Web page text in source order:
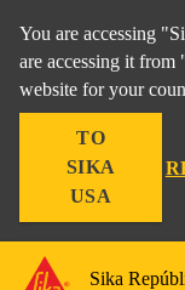
You are accessing
are accessing it from
website for your
TO
SIKA
USA
Sika